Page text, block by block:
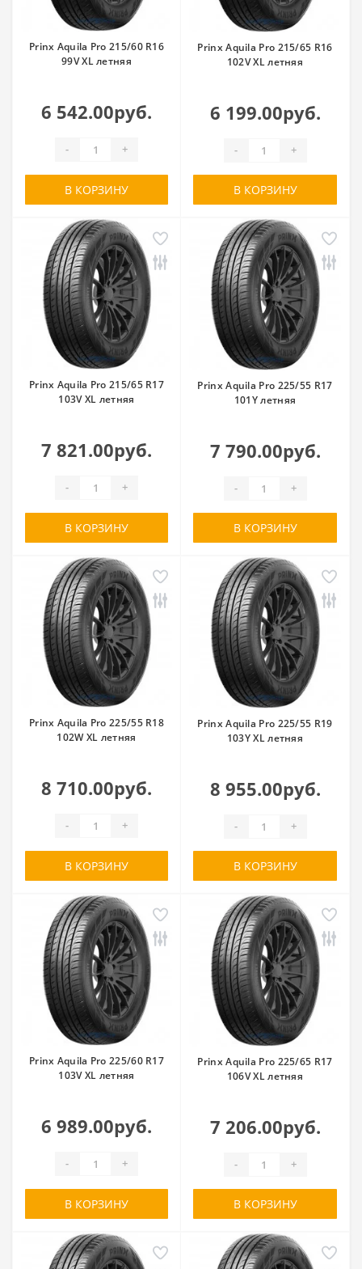
Prinx Aquila Pro 215/60 R16
99V XL летняя
6 542.00руб.
- +
В КОРЗИНУ
Prinx Aquila Pro 215/65 R16
102V XL летняя
6 199.00руб.
- +
В КОРЗИНУ
Prinx Aquila Pro 215/65 R17
103V XL летняя
7 821.00руб.
- +
В КОРЗИНУ
Prinx Aquila Pro 225/55 R17
101Y летняя
7 790.00руб.
- +
В КОРЗИНУ
Prinx Aquila Pro 225/55 R18
102W XL летняя
8 710.00руб.
- +
В КОРЗИНУ
Prinx Aquila Pro 225/55 R19
103Y XL летняя
8 955.00руб.
- +
В КОРЗИНУ
Prinx Aquila Pro 225/60 R17
103V XL летняя
6 989.00руб.
- +
В КОРЗИНУ
Prinx Aquila Pro 225/65 R17
106V XL летняя
7 206.00руб.
- +
В КОРЗИНУ